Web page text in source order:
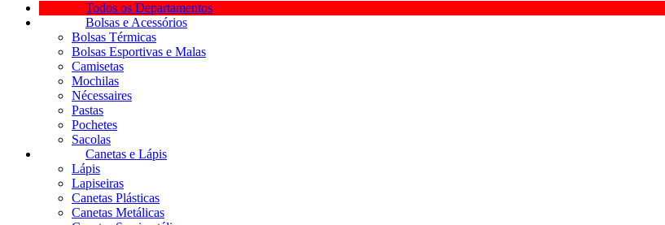
Todos os Departamentos
Bolsas e Acessórios
Bolsas Térmicas
Bolsas Esportivas e Malas
Camisetas
Mochilas
Nécessaires
Pastas
Pochetes
Sacolas
Canetas e Lápis
Lápis
Lapiseiras
Canetas Plásticas
Canetas Metálicas